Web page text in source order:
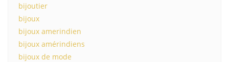
bijoutier
bijoux
bijoux amerindien
bijoux amérindiens
bijoux de mode